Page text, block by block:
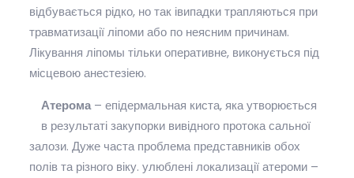
відбувається рідко, но так івипадки трапляються при
травматизації ліпоми або по неясним причинам.
Лікування ліпомы тільки оперативне, виконується під
місцевою анестезіею.
Атерома– епідермальная киста, яка утворюється
в результаті закупорки вивідного протока сальної
залози. Дуже часта проблема представників обох
полів та різного віку. улюблені локализації атероми –